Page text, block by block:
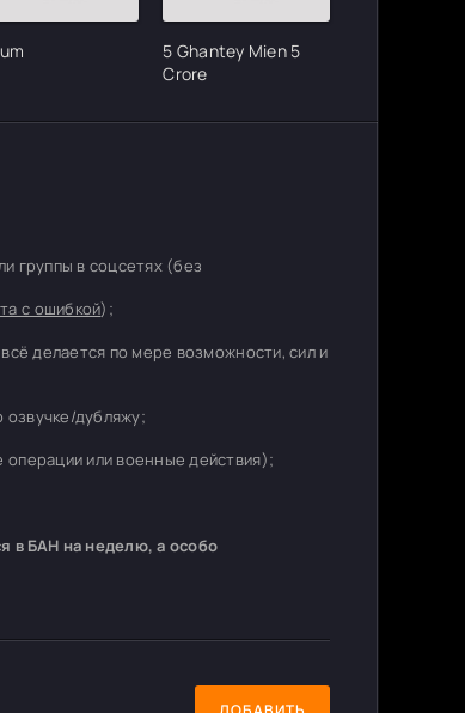
5 Ghantey Mien 5
Crore
группы в соцсетях (без
с ошибкой);
делается по мере возможности, сил и
озвучке/дубляжу;
операции или военные действия);
в БАН на неделю, а особо